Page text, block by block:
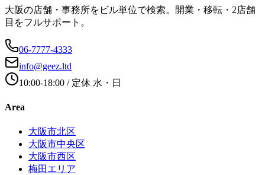
大阪の店舗・事務所をビル単位で検索。開業・移転・2店舗
目をフルサポート。
06-7777-4333
info@geez.ltd
10:00-18:00 / 定休 水・日
Area
大阪市北区
大阪市中央区
大阪市西区
梅田エリア